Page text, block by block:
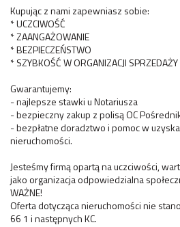
Kupując z nami zapewniasz sobie:
* UCZCIWOŚĆ
* ZAANGAŻOWANIE
* BEZPIECZEŃSTWO
* SZYBKOŚĆ W ORGANIZACJI SPRZEDAŻY
Gwarantujemy:
- najlepsze stawki u Notariusza
- bezpieczny zakup z polisą OC
- bezpłatne doradztwo i pomoc w
nieruchomości.
Jesteśmy firmą opartą na uczciwości,
jako organizacja odpowiedzialna
WAŻNE!
Oferta dotycząca nieruchomości nie
66 1 i następnych KC.